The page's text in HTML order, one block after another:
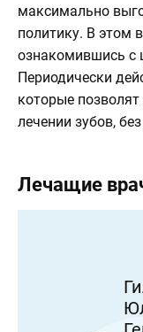
максимально
политику. В этом
ознакомившись с
Периодически
которые
лечении зубов,
Лечащие